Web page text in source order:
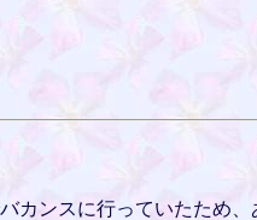
カンスに行っていたため、